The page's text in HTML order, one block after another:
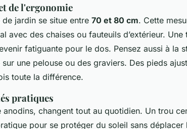
de l'ergonomie
de jardin se situe entre 70 et 80 cm. Cette
avec des chaises ou fauteuils d’extérieur. Une
fatiguante pour le dos. Pensez aussi à la
une pelouse ou des graviers. Des pieds
toute la différence.
pratiques
anodins, changent tout au quotidien. Un trou
pour se protéger du soleil sans déplacer